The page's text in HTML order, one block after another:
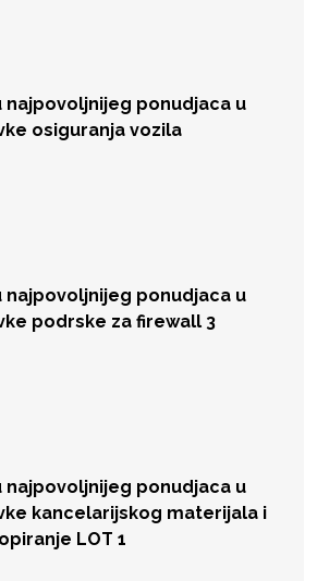
najpovoljnijeg ponudjaca u
osiguranja vozila
najpovoljnijeg ponudjaca u
podrske za firewall 3
najpovoljnijeg ponudjaca u
kancelarijskog materijala i
LOT 1